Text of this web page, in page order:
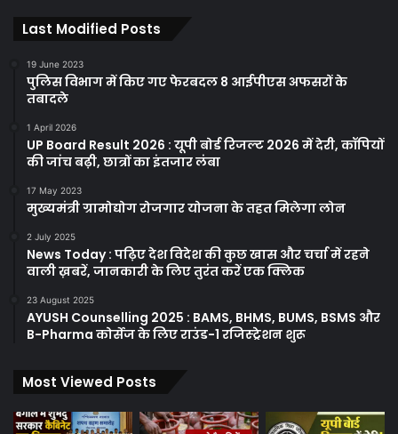
Last Modified Posts
19 June 2023
पुलिस विभाग में किए गए फेरबदल 8 आईपीएस अफसरों के
तबादले
1 April 2026
UP Board Result 2026 : यूपी बोर्ड रिजल्ट 2026 में देरी, कॉपियों
की जांच बढ़ी, छात्रों का इंतजार लंबा
17 May 2023
मुख्यमंत्री ग्रामोद्योग रोजगार योजना के तहत मिलेगा लोन
2 July 2025
News Today : पढ़िए देश विदेश की कुछ खास और चर्चा में रहने
वाली ख़बरें, जानकारी के लिए तुरंत करें एक क्लिक
23 August 2025
AYUSH Counselling 2025 : BAMS, BHMS, BUMS, BSMS और
B-Pharma कोर्सेज के लिए राउंड-1 रजिस्ट्रेशन शुरू
Most Viewed Posts